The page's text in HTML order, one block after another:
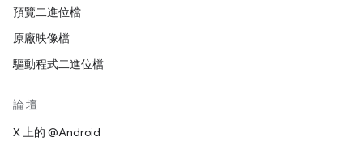
預覽二進位檔
原廠映像檔
驅動程式二進位檔
論壇
X 上的 @Android